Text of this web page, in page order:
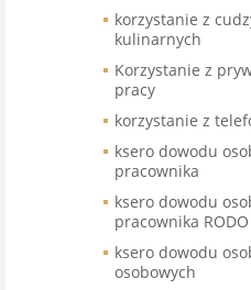
korzystanie z
kulinarnych
Korzystanie z
pracy
korzystanie z
ksero dowodu
pracownika
ksero dowodu
pracownika RODO
ksero dowodu
osobowych